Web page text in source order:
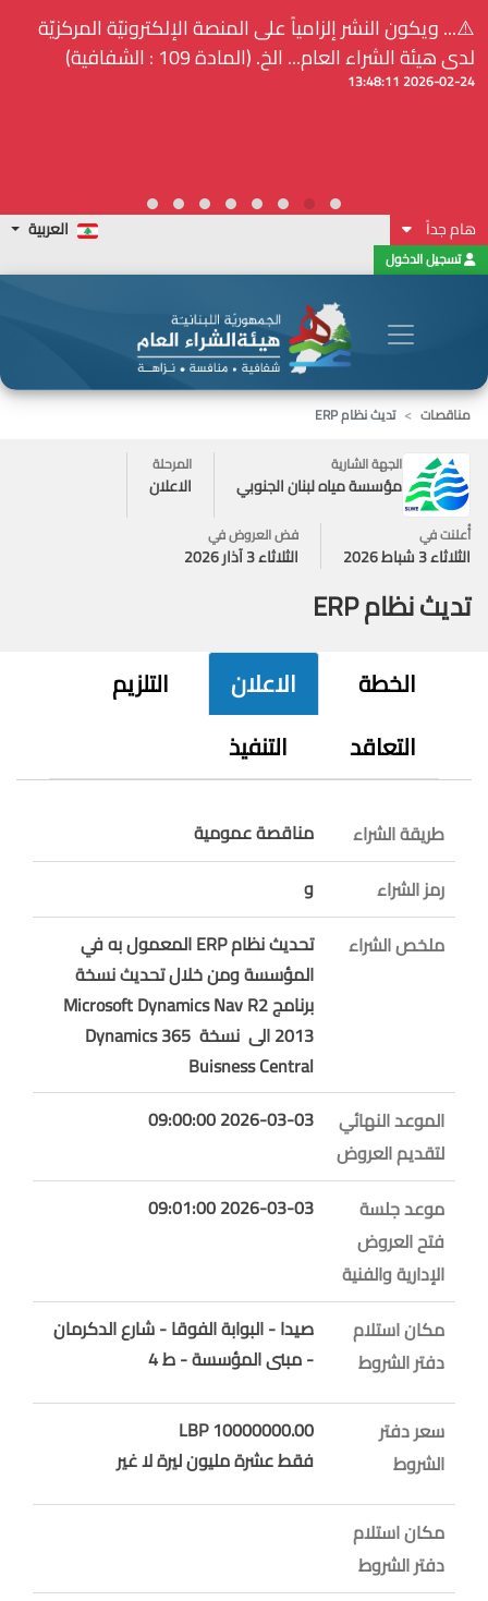
⚠️... ويكون النشر إلزامياً على المنصة الإلكترونيّة المركزيّة
لدى هيئة الشراء العام... الخ. (المادة 109 : الشفافية)
2026-02-24 13:48:11
هام جداً العربية
تسجيل الدخول
مناقصات
تديث نظام ERP
الجهة الشارية
مؤسسة مياه لبنان الجنوبي
المرحلة
الاعلان
أُعلنت في
الثلاثاء 3 شباط 2026
فض العروض في
الثلاثاء 3 آذار 2026
تديث نظام ERP
الخطة الاعلان
التلزيم
التعاقد
التنفيذ
طريقة الشراء
مناقصة عمومية
رمز الشراء
و
ملخص الشراء
تحديث نظام ERP المعمول به في
المؤسسة ومن خلال تحديث نسخة
برنامج Microsoft Dynamics Nav R2
2013 الى نسخة Dynamics 365
Buisness Central
الموعد النهائي
لتقديم العروض
2026-03-03 09:00:00
موعد جلسة
فتح العروض
الإدارية والفنية
2026-03-03 09:01:00
مكان استلام
دفتر الشروط
صيدا - البوابة الفوقا - شارع الدكرمان
- مبنى المؤسسة - ط 4
سعر دفتر
الشروط
10000000.00 LBP
فقط عشرة مليون ليرة لا غير
مكان استلام
دفتر الشروط